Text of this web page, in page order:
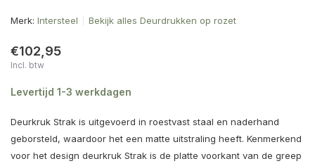
Merk: Intersteel Bekijk alles Deurdrukken op rozet
€102,95
Incl. btw
Levertijd 1-3 werkdagen
Deurkruk Strak is uitgevoerd in roestvast staal en naderhand
geborsteld, waardoor het een matte uitstraling heeft. Kenmerkend
voor het design deurkruk Strak is de platte voorkant van de greep